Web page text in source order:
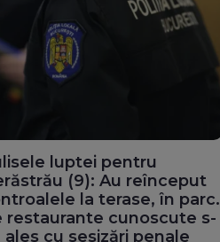
luptei pentru
(9): Au reînceput
la terase, în parc.
restaurante cunoscute s-
ales cu sesizări penale